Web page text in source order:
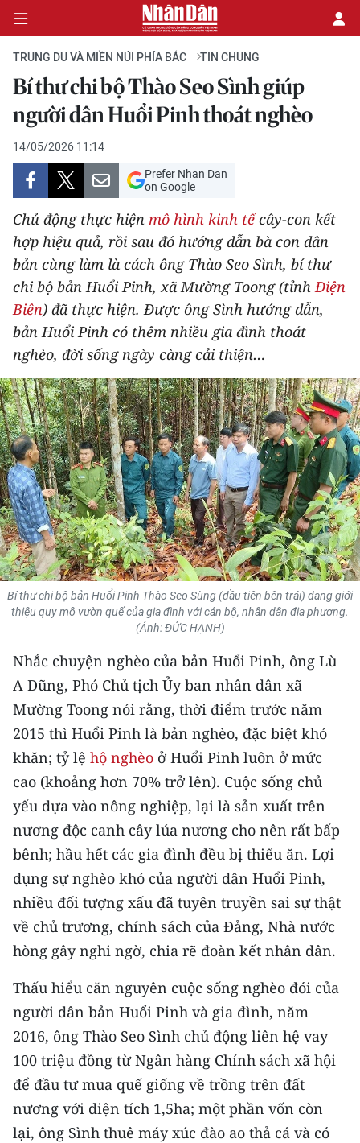
CHÍNH TRỊ
KINH TẾ
VĂN HÓA
XÃ HỘI
PHÁP LUẬT
DU LỊCH
THẾ GIỚI
THỂ THAO
GIÁO DỤC
Y TẾ
KHOA HỌC - CÔNG NGHỆ
MÔI TRƯỜNG
BẠN ĐỌC
KIỂM CHỨNG THÔNG TIN
TRI THỨC CHUYÊN SÂU
54 DÂN TỘC VIỆT NAM
CHƯƠNG TRÌNH OCOP - MỖI XÃ
MỘT SẢN PHẨM
RADIO
MEDIA CENTER
E-Magazine
Video
Media Chính trị
Media Kinh tế
Media Văn hóa
Media Xã hội
Media Pháp luật
Media Du lịch
TRUNG DU VÀ MIỀN NÚI PHÍA BẮC TIN CHUNG
Bí thư chi bộ Thào Seo Sình giúp
người dân Huổi Pinh thoát nghèo
14/05/2026 11:14
Prefer Nhan Dan
on Google
Chủ động thực hiện mô hình kinh tếcây-con kết
hợp hiệu quả, rồi sau đó hướng dẫn bà con dân
bản cùng làm là cách ông Thào Seo Sình, bí thư
chi bộ bản Huổi Pinh, xã Mường Toong (tỉnhĐiện
Biên) đã thực hiện. Được ông Sình hướng dẫn,
bản Huổi Pinh có thêm nhiều gia đình thoát
nghèo, đời sống ngày càng cải thiện…
Bí thư chi bộ bản Huổi Pinh Thào Seo Sùng (đầu tiên bên trái) đang giới
thiệu quy mô vườn quế của gia đình với cán bộ, nhân dân địa phương.
(Ảnh: ĐỨC HẠNH)
Nhắc chuyện nghèo của bản Huổi Pinh, ông Lù
A Dũng, Phó Chủ tịch Ủy ban nhân dân xã
Mường Toong nói rằng, thời điểm trước năm
2015 thì Huổi Pinh là bản nghèo, đặc biệt khó
khăn; tỷ lệ hộ nghèo ở Huổi Pinh luôn ở mức
cao (khoảng hơn 70% trở lên). Cuộc sống chủ
yếu dựa vào nông nghiệp, lại là sản xuất trên
nương độc canh cây lúa nương cho nên rất bấp
bênh; hầu hết các gia đình đều bị thiếu ăn. Lợi
dụng sự nghèo khó của người dân Huổi Pinh,
nhiều đối tượng xấu đã tuyên truyền sai sự thật
về chủ trương, chính sách của Đảng, Nhà nước
hòng gây nghi ngờ, chia rẽ đoàn kết nhân dân.
Thấu hiểu căn nguyên cuộc sống nghèo đói của
người dân bản Huổi Pinh và gia đình, năm
2016, ông Thào Seo Sình chủ động liên hệ vay
100 triệu đồng từ Ngân hàng Chính sách xã hội
để đầu tư mua quế giống về trồng trên đất
nương với diện tích 1,5ha; một phần vốn còn
lại, ông Sình thuê máy xúc đào ao thả cá và có